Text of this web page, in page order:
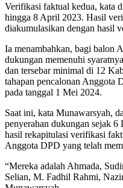
Verifikasi faktual kedua, kata
hingga 8 April 2023. Hasil
diakumulasikan dengan hasil
Ia menambahkan, bagi balon
dukungan memenuhi
dan tersebar minimal di 12
tahapan pencalonan Anggota
pada tanggal 1 Mei 2024.
Saat ini, kata Munawarsyah,
penyerahan dukungan sejak
hasil rekapitulasi verifikasi
Anggota DPD yang telah
“Mereka adalah Ahmada,
Selian, M. Fadhil Rahmi,